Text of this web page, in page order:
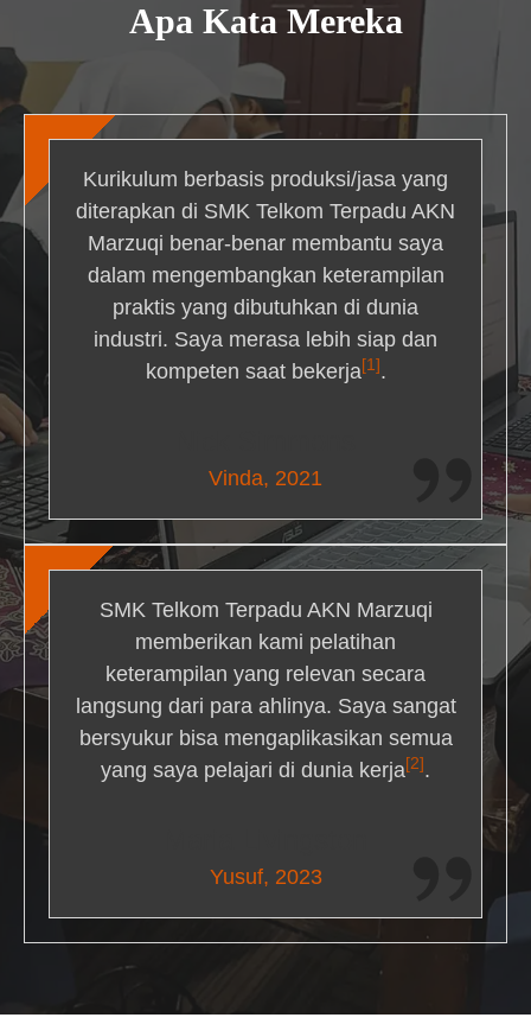
Apa Kata Mereka
Kurikulum berbasis produksi/jasa yang
diterapkan di SMK Telkom Terpadu AKN
Marzuqi benar-benar membantu saya
dalam mengembangkan keterampilan
praktis yang dibutuhkan di dunia
industri. Saya merasa lebih siap dan
kompeten saat bekerja[1] .
Vinda, 2021
SMK Telkom Terpadu AKN Marzuqi
memberikan kami pelatihan
keterampilan yang relevan secara
langsung dari para ahlinya. Saya sangat
bersyukur bisa mengaplikasikan semua
yang saya pelajari di dunia kerja[2] .
Yusuf, 2023